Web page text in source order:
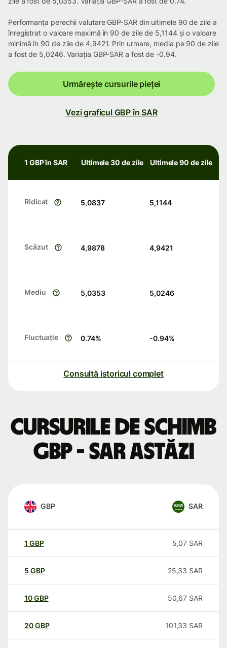
Performanța perechii valutare GBP-SAR din ultimele 90 de zile a
înregistrat o valoare maximă în 90 de zile de 5,1144 și o valoare
minimă în 90 de zile de 4,9421. Prin urmare, media pe 90 de zile
a fost de 5,0246. Variația GBP-SAR a fost de -0.94.
Urmărește cursurile pieței
Vezi graficul GBP în SAR
1 GBP în SAR Ultimele 30 de zile Ultimele 90 de zile
Ridicat 5,0837 5,1144
Scăzut 4,9878 4,9421
Mediu 5,0353 5,0246
Fluctuație 0.74% -0.94%
Consultă istoricul complet
Cursurile de schimb
GBP - SAR astăzi
GBP SAR
1 GBP 5,07 SAR
5 GBP 25,33 SAR
10GBP 50,67 SAR
20GBP 101,33 SAR